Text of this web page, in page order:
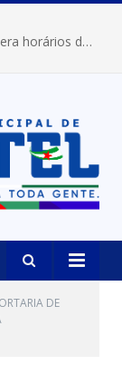
Prefeitura de Portel prorroga inscrições e altera horários dos concursos “Musa” e “Miss Mix Verão 2026”
DE